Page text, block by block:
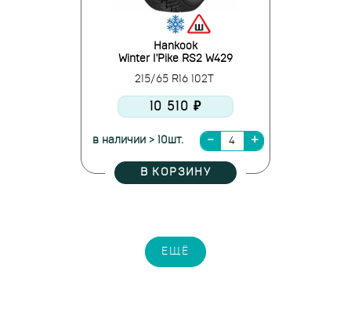
Hankook
Winter I'Pike RS2 W429
215/65 R16 102T
10 510 ₽
в наличии > 10шт.
В КОРЗИНУ
ЕЩЁ